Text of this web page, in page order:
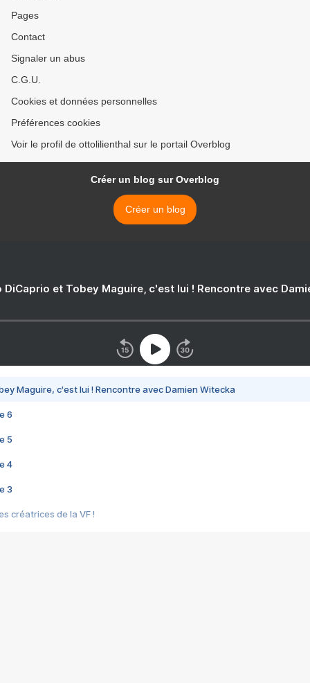
Pages
Contact
Signaler un abus
C.G.U.
Cookies et données personnelles
Préférences cookies
Voir le profil de ottolilienthal sur le portail Overblog
Créer un blog sur Overblog
Créer un blog
DiCaprio et Tobey Maguire, c'est lui ! Rencontre avec
Maguire, c'est lui ! Rencontre avec Damien Witecka
6
5
4
3
créatrices de la VF !